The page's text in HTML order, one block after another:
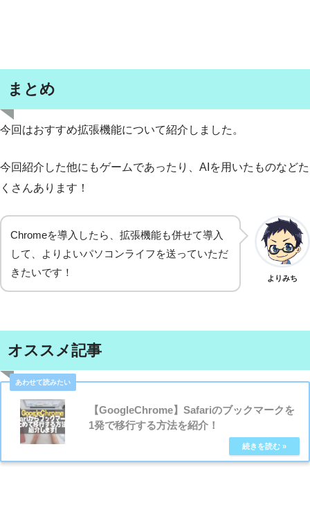
まとめ
今回はおすすめ拡張機能について紹介しました。
今回紹介した他にもゲームであったり、AIを用いたものなどた
くさんあります！
Chromeを導入したら、拡張機能も併せて導入
して、よりよいパソコンライフを送っていただ
きたいです！
よりみち
オススメ記事
【GoogleChrome】Safariのブックマークを
1発で移行する方法を紹介！